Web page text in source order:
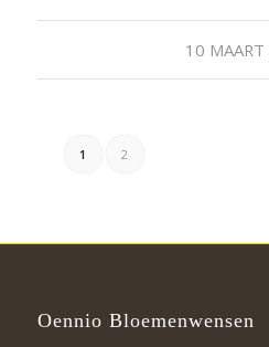
10
1 2
Oennio Bloemenwensen